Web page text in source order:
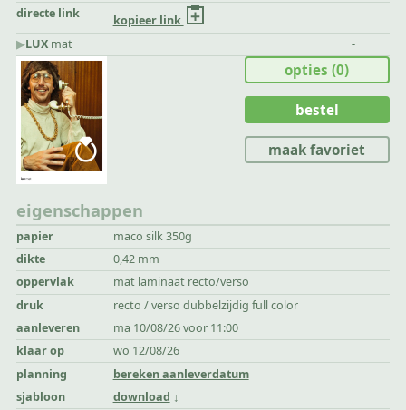
directe link
kopieer link
▶︎LUX mat -
eigenschappen
papier
maco silk 350g
dikte
0,42 mm
oppervlak
mat laminaat recto/verso
druk
recto / verso dubbelzijdig full color
aanleveren
ma 10/08/26 voor 11:00
klaar op
wo 12/08/26
planning
bereken aanleverdatum
sjabloon
download
opties(0)
bestel
maak favoriet